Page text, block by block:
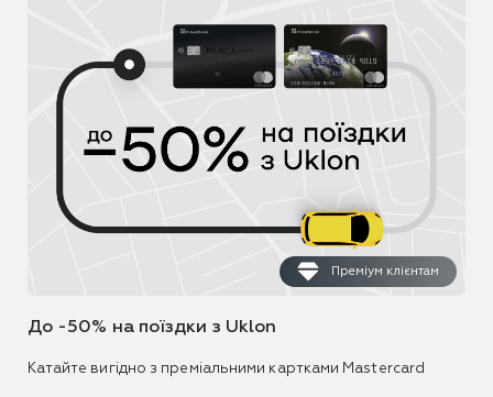
Преміум клієнтам
До -50% на поїздки з Uklon
Катайте вигідно з преміальними картками Mastercard